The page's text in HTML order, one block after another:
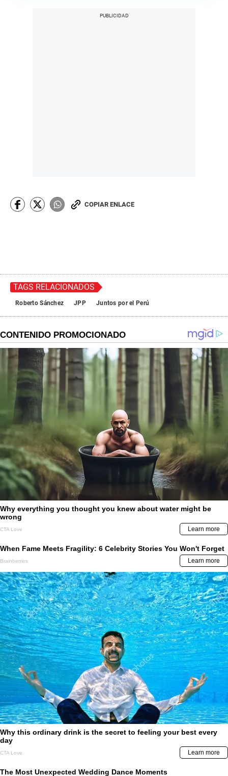
COPIAR ENLACE
TAGS RELACIONADOS
Roberto Sánchez JPP Juntos por el Perú